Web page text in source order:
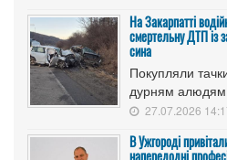
На Закарпатті
смертельну ДТП із
сина
Покупляли
дурням
27.07.2026
В Ужгороді